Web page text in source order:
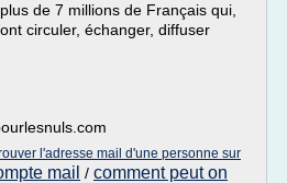
de 7 millions de Français qui,
circuler, échanger, diffuser
l'adresse mail d'une personne sur
mail / comment peut on